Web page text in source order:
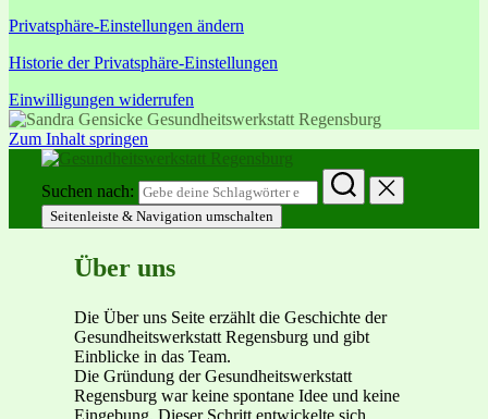
Privatsphäre-Einstellungen ändern
Historie der Privatsphäre-Einstellungen
Einwilligungen widerrufen
Zum Inhalt springen
Suchen nach:
Seitenleiste & Navigation umschalten
Über uns
Die Über uns Seite erzählt die Geschichte der
Gesundheitswerkstatt Regensburg und gibt
Einblicke in das Team.
Die Gründung der Gesundheitswerkstatt
Regensburg war keine spontane Idee und keine